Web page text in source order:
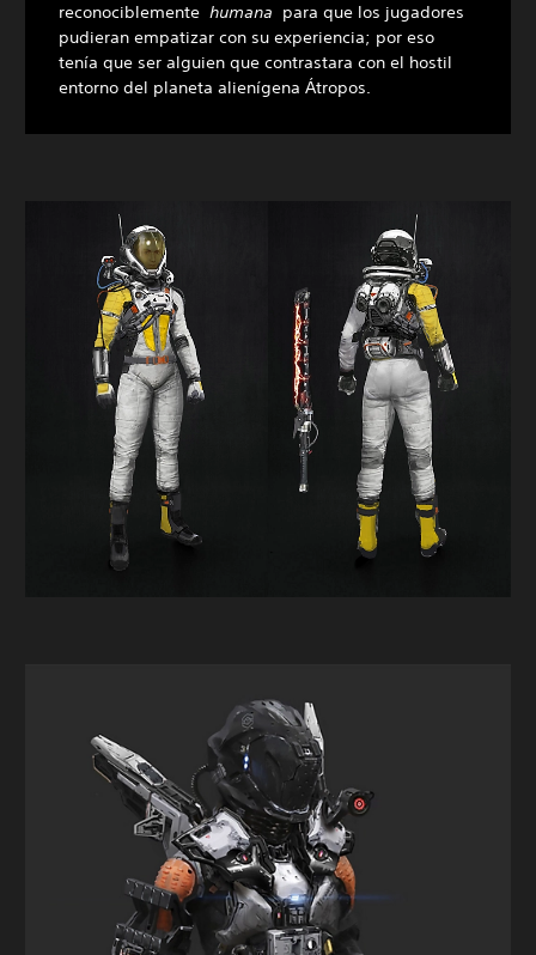
reconociblemente humana para que los jugadores
pudieran empatizar con su experiencia; por eso
tenía que ser alguien que contrastara con el hostil
entorno del planeta alienígena Átropos.